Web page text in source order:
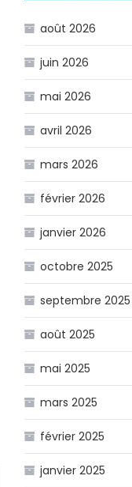
août 2026
juin 2026
mai 2026
avril 2026
mars 2026
février 2026
janvier 2026
octobre 2025
septembre 2025
août 2025
mai 2025
mars 2025
février 2025
janvier 2025